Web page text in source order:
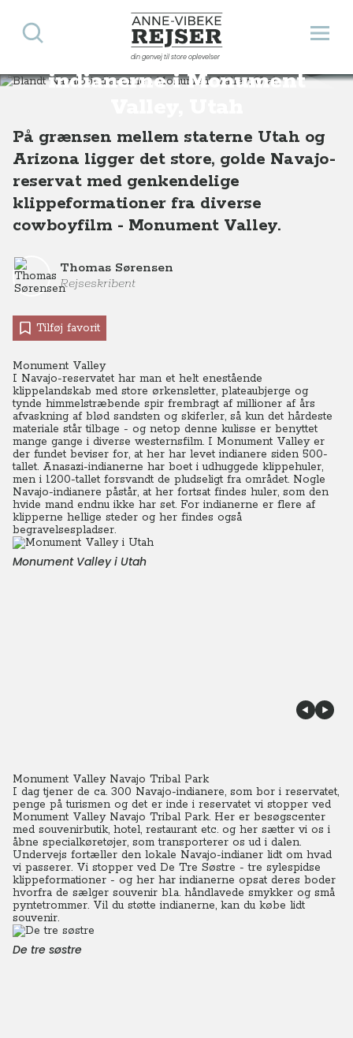
Anne-Vibeke Rejser
din genvej til store oplevelser
Åbn
Søg
Blandt Navajo-
indianerne i Monument
Destinationer Nordamerika USA Blandt Navajo-indianerne i Monument Valley, Utah, USA
På grænsen mellem staterne Utah og
Arizona ligger det store, golde Navajo-
reservat med genkendelige
klippeformationer fra diverse
cowboyfilm - Monument Valley.
Thomas Sørensen
Rejseskribent
Tilføj favorit
Monument Valley
I Navajo-reservatet har man et helt enestående
klippelandskab med store ørkensletter, plateaubjerge og
tynde himmelstræbende spir frembragt af millioner af års
afvaskning af blød sandsten og skiferler, så kun det hårdeste
materiale står tilbage - og netop denne kulisse er benyttet
mange gange i diverse westernsfilm. I Monument Valley er
der fundet beviser for, at her har levet indianere siden 500-
tallet. Anasazi-indianerne har boet i udhuggede klippehuler,
men i 1200-tallet forsvandt de pludseligt fra området. Nogle
Navajo-indianere påstår, at her fortsat findes huler, som den
hvide mand endnu ikke har set. For indianerne er flere af
klipperne hellige steder og her findes også
begravelsespladser.
Monument Valley i Utah
Monument Valley Navajo Tribal Park
I dag tjener de ca. 300 Navajo-indianere, som bor i reservatet,
penge på turismen og det er inde i reservatet vi stopper ved
Monument Valley Navajo Tribal Park. Her er besøgscenter
med souvenirbutik, hotel, restaurant etc. og her sætter vi os i
åbne specialkøretøjer, som transporterer os ud i dalen.
Undervejs fortæller den lokale Navajo-indianer lidt om hvad
vi passerer. Vi stopper ved De Tre Søstre - tre sylespidse
klippeformationer - og her har indianerne opsat deres boder
hvorfra de sælger souvenir bl.a. håndlavede smykker og små
pyntetrommer. Vil du støtte indianerne, kan du købe lidt
souvenir.
De tre søstre